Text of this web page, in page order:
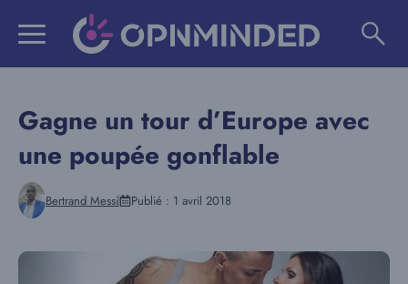
Gagne un tour d’Europe avec
une poupée gonflable
Bertrand Messi Publié : 1 avril 2018